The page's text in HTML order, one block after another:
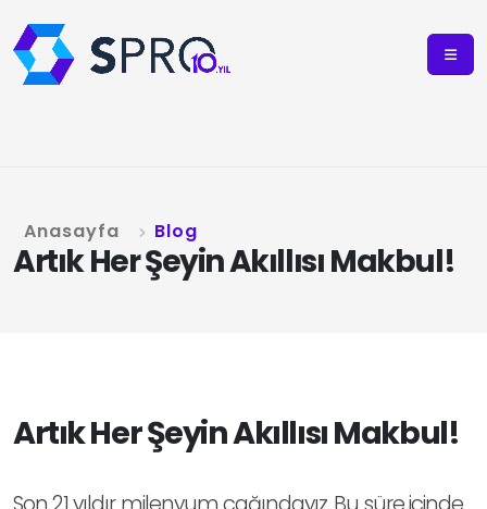
Artık Her Şeyin Akıllısı Makbul!
Anasayfa Blog
Artık Her Şeyin Akıllısı Makbul!